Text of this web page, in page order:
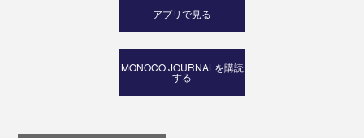
アプリで見る
MONOCO JOURNALを購読
する